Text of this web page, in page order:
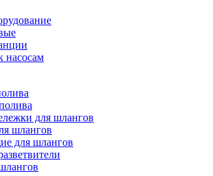
насосам
для шлангов
шлангов
для шлангов